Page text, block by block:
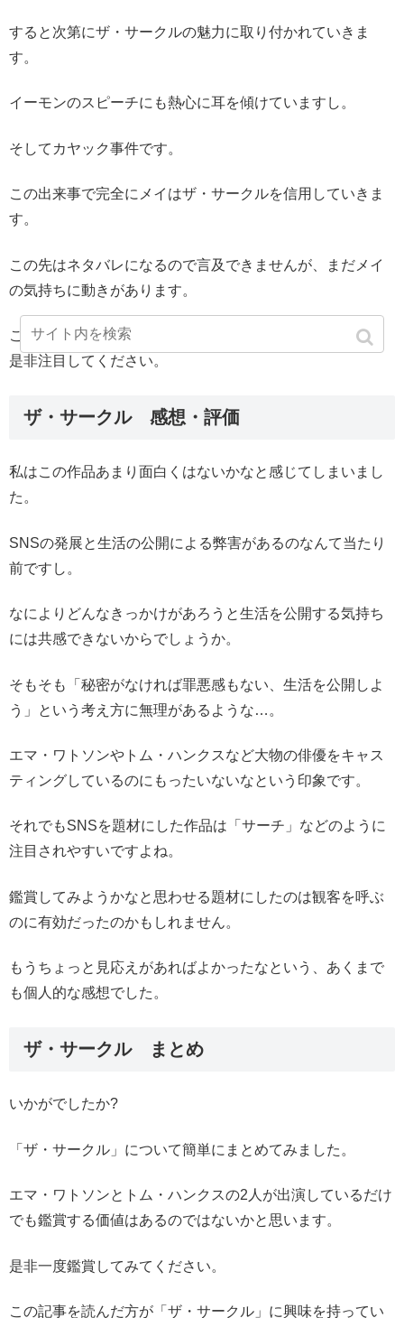
すると次第にザ・サークルの魅力に取り付かれていきま
す。
イーモンのスピーチにも熱心に耳を傾けていますし。
そしてカヤック事件です。
この出来事で完全にメイはザ・サークルを信用していきま
す。
この先はネタバレになるので言及できませんが、まだメイ
の気持ちに動きがあります。
これらの感情の演じわけているエマ・ワトソンの演技力に
是非注目してください。
ザ・サークル 感想・評価
私はこの作品あまり面白くはないかなと感じてしまいまし
た。
SNSの発展と生活の公開による弊害があるのなんて当たり
前ですし。
なによりどんなきっかけがあろうと生活を公開する気持ち
には共感できないからでしょうか。
そもそも「秘密がなければ罪悪感もない、生活を公開しよ
う」という考え方に無理があるような…。
エマ・ワトソンやトム・ハンクスなど大物の俳優をキャス
ティングしているのにもったいないなという印象です。
それでもSNSを題材にした作品は「サーチ」などのように
注目されやすいですよね。
鑑賞してみようかなと思わせる題材にしたのは観客を呼ぶ
のに有効だったのかもしれません。
もうちょっと見応えがあればよかったなという、あくまで
も個人的な感想でした。
ザ・サークル まとめ
いかがでしたか?
「ザ・サークル」について簡単にまとめてみました。
エマ・ワトソンとトム・ハンクスの2人が出演しているだけ
でも鑑賞する価値はあるのではないかと思います。
是非一度鑑賞してみてください。
この記事を読んだ方が「ザ・サークル」に興味を持ってい